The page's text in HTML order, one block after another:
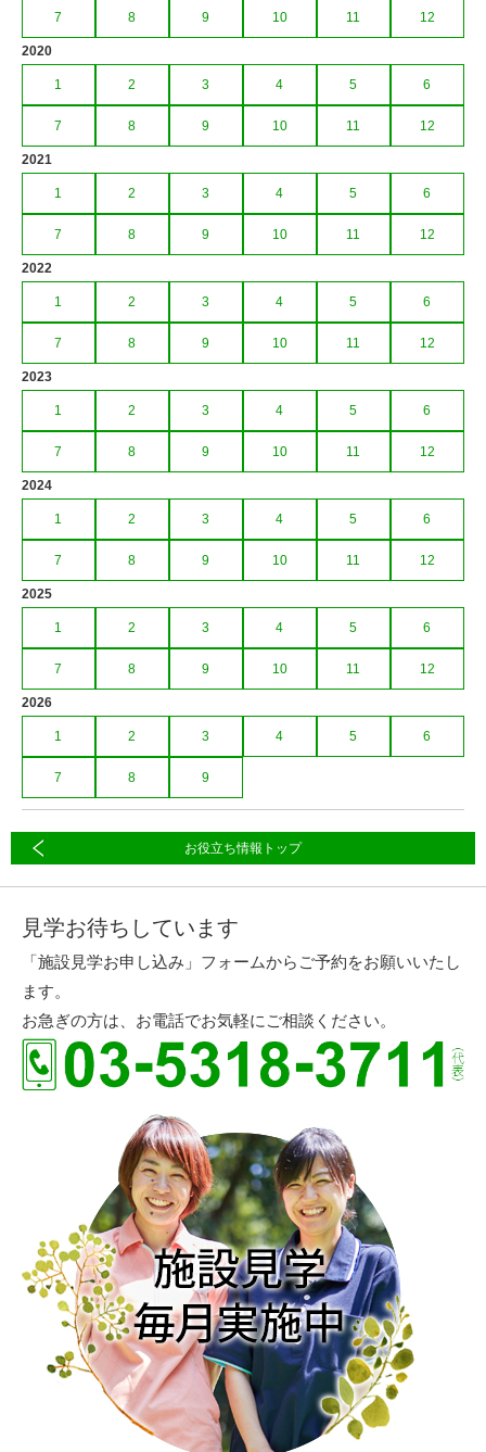
7 8 9 10 11 12
2020
1 2 3 4 5 6
7 8 9 10 11 12
2021
1 2 3 4 5 6
7 8 9 10 11 12
2022
1 2 3 4 5 6
7 8 9 10 11 12
2023
1 2 3 4 5 6
7 8 9 10 11 12
2024
1 2 3 4 5 6
7 8 9 10 11 12
2025
1 2 3 4 5 6
7 8 9 10 11 12
2026
1 2 3 4 5 6
7 8 9
お役立ち情報トップ
見学お待ちしています
「施設見学お申し込み」フォームからご予約をお願いいたし
ます。
お急ぎの方は、お電話でお気軽にご相談ください。